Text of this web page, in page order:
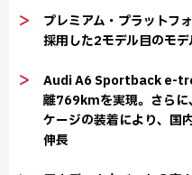
＞ プレミアム・プラットフ
採用した2モデル目のモデ
＞ Audi A6 Sportback e-
離769kmを実現。さらに
ケージの装着により、国
伸長